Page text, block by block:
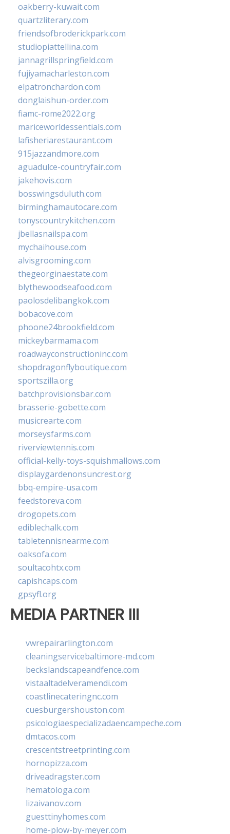
oakberry-kuwait.com
quartzliterary.com
friendsofbroderickpark.com
studiopiattellina.com
jannagrillspringfield.com
fujiyamacharleston.com
elpatronchardon.com
donglaishun-order.com
fiamc-rome2022.org
mariceworldessentials.com
lafisheriarestaurant.com
915jazzandmore.com
aguadulce-countryfair.com
jakehovis.com
bosswingsduluth.com
birminghamautocare.com
tonyscountrykitchen.com
jbellasnailspa.com
mychaihouse.com
alvisgrooming.com
thegeorginaestate.com
blythewoodseafood.com
paolosdelibangkok.com
bobacove.com
phoone24brookfield.com
mickeybarmama.com
roadwayconstructioninc.com
shopdragonflyboutique.com
sportszilla.org
batchprovisionsbar.com
brasserie-gobette.com
musicrearte.com
morseysfarms.com
riverviewtennis.com
official-kelly-toys-squishmallows.com
displaygardenonsuncrest.org
bbq-empire-usa.com
feedstoreva.com
drogopets.com
ediblechalk.com
tabletennisnearme.com
oaksofa.com
soultacohtx.com
capishcaps.com
gpsyfl.org
MEDIA PARTNER III
vwrepairarlington.com
cleaningservicebaltimore-md.com
beckslandscapeandfence.com
vistaaltadelveramendi.com
coastlinecateringnc.com
cuesburgershouston.com
psicologiaespecializadaencampeche.com
dmtacos.com
crescentstreetprinting.com
hornopizza.com
driveadragster.com
hematologa.com
lizaivanov.com
guesttinyhomes.com
home-plow-by-meyer.com